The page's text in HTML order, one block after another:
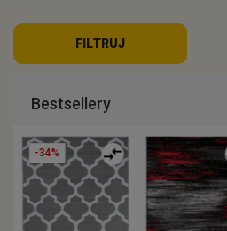
WIĘCEJ
FILTRUJ
Bestsellery
-34%